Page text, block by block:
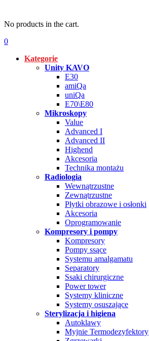
No products in the cart.
0
Kategorie
Unity KAVO
E30
amiQa
uniQa
E70\E80
Mikroskopy
Value
Advanced I
Advanced II
Highend
Akcesoria
Technika montażu
Radiologia
Wewnątrzustne
Zewnątrzustne
Płytki obrazowe i osłonki
Akcesoria
Oprogramowanie
Kompresory i pompy
Kompresory
Pompy ssące
Systemu amalgamatu
Separatory
Ssaki chirurgiczne
Power tower
Systemy kliniczne
Systemy osuszające
Sterylizacja i higiena
Autoklawy
Myjnie Termodezyfektory